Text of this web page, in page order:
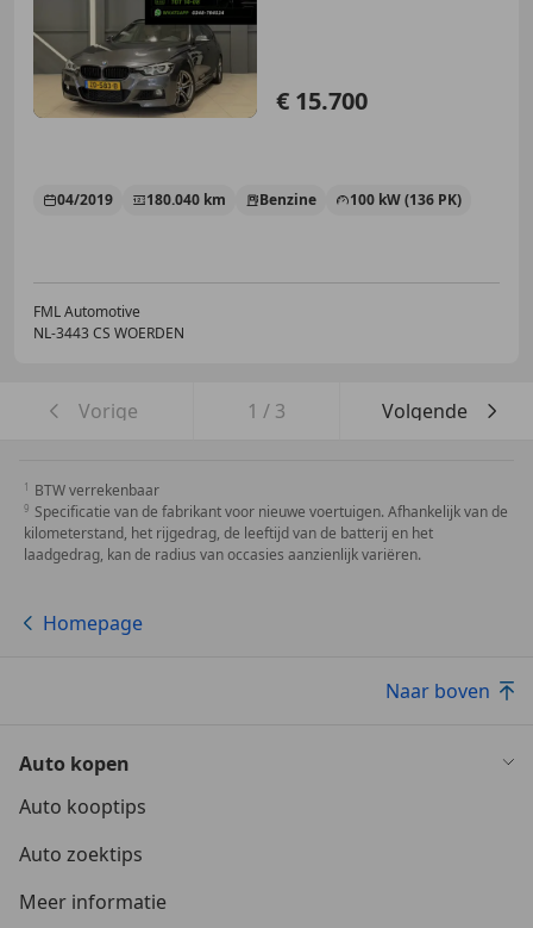
€ 15.700
04/2019 180.040 km Benzine 100 kW (136 PK)
FML Automotive
NL-3443 CS WOERDEN
Vorige 1 / 3 Volgende
BTW verrekenbaar
Specificatie van de fabrikant voor nieuwe voertuigen. Afhankelijk van de
kilometerstand, het rijgedrag, de leeftijd van de batterij en het
laadgedrag, kan de radius van occasies aanzienlijk variëren.
Homepage
Naar boven
Auto kopen
Auto kooptips
Auto zoektips
Meer informatie